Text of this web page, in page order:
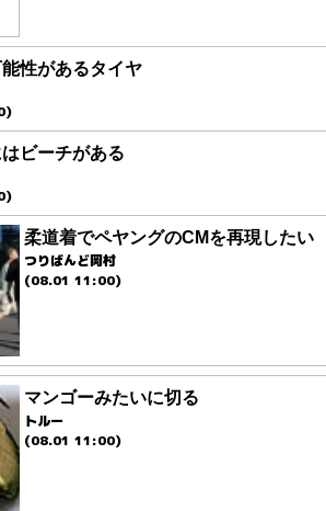
性があるタイヤ
ビーチがある
柔道着でペヤングのCMを再現したい
つりばんど岡村
(08.01 11:00)
マンゴーみたいに切る
トルー
(08.01 11:00)